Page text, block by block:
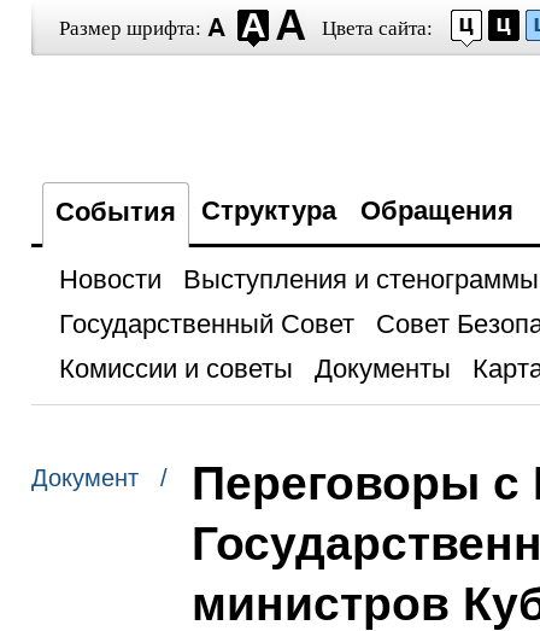
Размер шрифта: Цвета сайта:
События Структура Обращения
Новости
Выступления и стенограммы
Государственный Совет
Совет
Комиссии и советы
Документы
Документ /
Переговоры с
министров